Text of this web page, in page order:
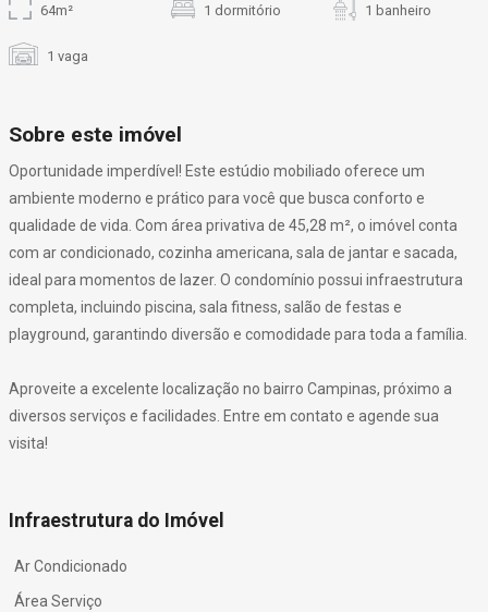
64m² 1 dormitório 1 banheiro
1 vaga
Sobre este imóvel
Oportunidade imperdível! Este estúdio mobiliado oferece um
ambiente moderno e prático para você que busca conforto e
qualidade de vida. Com área privativa de 45,28 m², o imóvel conta
com ar condicionado, cozinha americana, sala de jantar e sacada,
ideal para momentos de lazer. O condomínio possui infraestrutura
completa, incluindo piscina, sala fitness, salão de festas e
playground, garantindo diversão e comodidade para toda a família.
Aproveite a excelente localização no bairro Campinas, próximo a
diversos serviços e facilidades. Entre em contato e agende sua
visita!
Infraestrutura do Imóvel
Ar Condicionado
Área Serviço